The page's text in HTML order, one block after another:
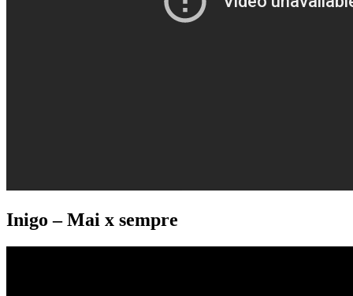
Inigo – Mai x sempre